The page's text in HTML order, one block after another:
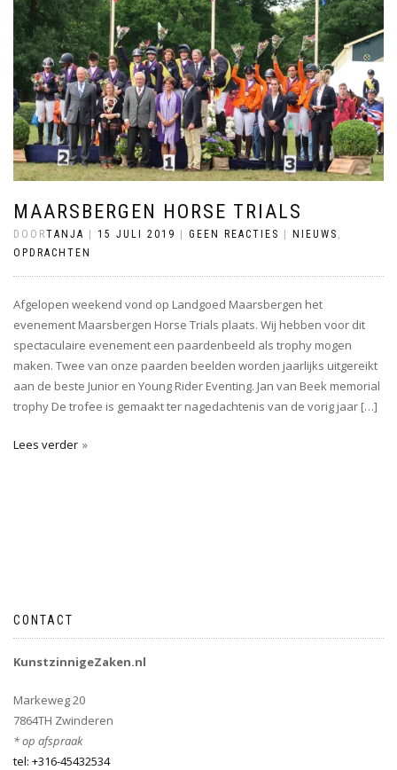
MAARSBERGEN HORSE TRIALS
DOORTANJA | 15 JULI 2019 | GEEN REACTIES | NIEUWS
OPDRACHTEN
Afgelopen weekend vond op Landgoed Maarsbergen het
evenement Maarsbergen Horse Trials plaats. Wij hebben voor dit
spectaculaire evenement een paardenbeeld als trophy mogen
maken. Twee van onze paarden beelden worden jaarlijks uitgereikt
aan de beste Junior en Young Rider Eventing. Jan van Beek memorial
trophy De trofee is gemaakt ter nagedachtenis van de vorig jaar […]
Lees verder
CONTACT
KunstzinnigeZaken.nl
Markeweg 20
7864TH Zwinderen
* op afspraak
tel: +316-45432534